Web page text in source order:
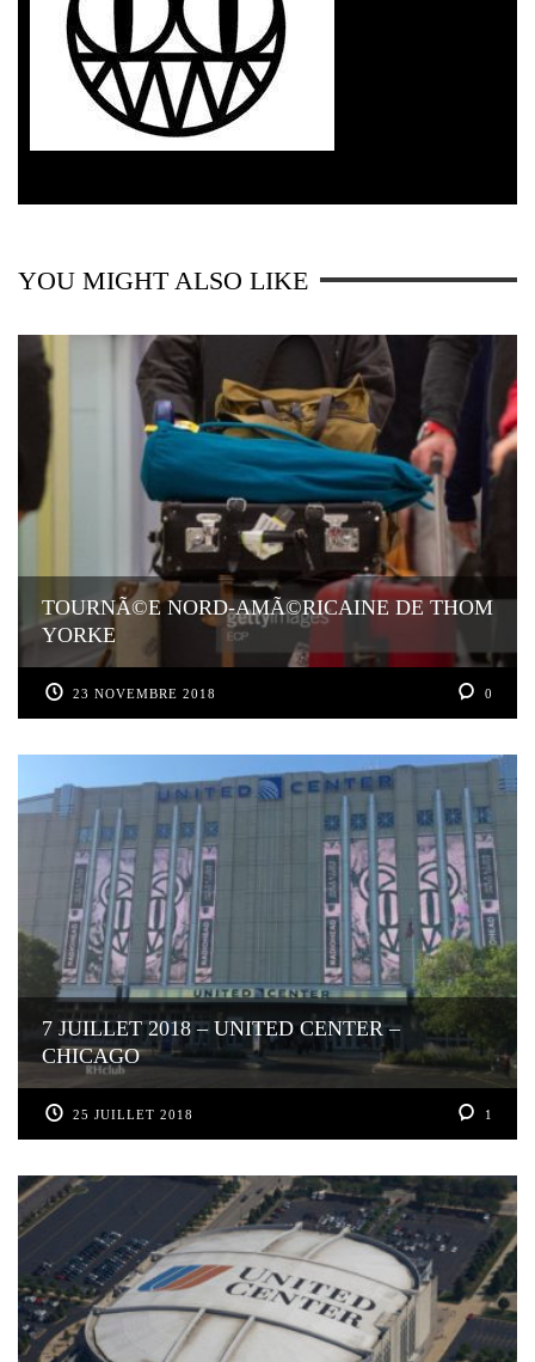
YOU MIGHT ALSO LIKE
TOURNÃ©E NORD-AMÃ©RICAINE DE THOM
YORKE
23 NOVEMBRE 2018 0
7 JUILLET 2018 – UNITED CENTER –
CHICAGO
25 JUILLET 2018 1